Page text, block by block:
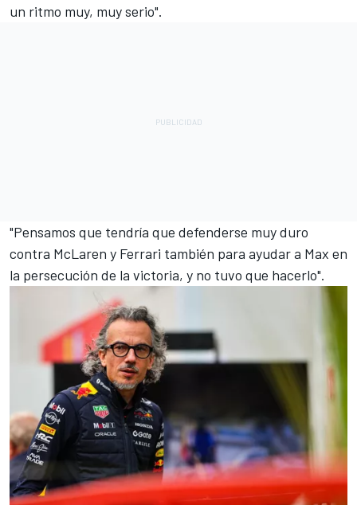
un ritmo muy, muy serio".
"Pensamos que tendría que defenderse muy duro
contra McLaren y Ferrari también para ayudar a Max en
la persecución de la victoria, y no tuvo que hacerlo".